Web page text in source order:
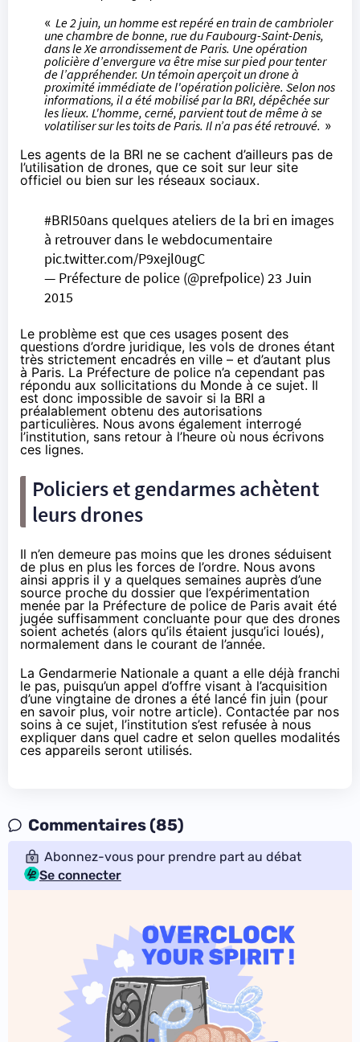
« Le 2 juin, un homme est repéré en train de cambrioler
une chambre de bonne, rue du Faubourg-Saint-Denis,
dans le Xe arrondissement de Paris. Une opération
policière d’envergure va être mise sur pied pour tenter
de l’appréhender. Un témoin aperçoit un drone à
proximité immédiate de l'opération policière. Selon nos
informations, il a été mobilisé par la BRI, dépêchée sur
les lieux. L'homme, cerné, parvient tout de même à se
volatiliser sur les toits de Paris. Il n’a pas été retrouvé. »
Les agents de la BRI ne se cachent d’ailleurs pas de
l’utilisation de drones, que ce soit sur leur site
officiel ou bien sur les réseaux sociaux.
#BRI50ans quelques ateliers de la bri en images
à retrouver dans le webdocumentaire
pic.twitter.com/P9xejl0ugC
— Préfecture de police (@prefpolice) 23 Juin
2015
Le problème est que ces usages posent des
questions d’ordre juridique, les vols de drones étant
très strictement encadrés en ville – et d’autant plus
à Paris. La Préfecture de police n’a cependant pas
répondu aux sollicitations du Monde à ce sujet. Il
est donc impossible de savoir si la BRI a
préalablement obtenu des autorisations
particulières. Nous avons également interrogé
l’institution, sans retour à l’heure où nous écrivons
ces lignes.
Policiers et gendarmes achètent
leurs drones
Il n’en demeure pas moins que les drones séduisent
de plus en plus les forces de l’ordre. Nous avons
ainsi appris il y a quelques semaines auprès d’une
source proche du dossier que l’expérimentation
menée par la Préfecture de police de Paris avait été
jugée suffisamment concluante pour que des drones
soient achetés (alors qu’ils étaient jusqu’ici loués),
normalement dans le courant de l’année.
La Gendarmerie Nationale a quant a elle déjà franchi
le pas, puisqu’un appel d’offre visant à l’acquisition
d’une vingtaine de drones a été lancé fin juin (pour
en savoir plus, voir notre article). Contactée par nos
soins à ce sujet, l’institution s’est refusée à nous
expliquer dans quel cadre et selon quelles modalités
ces appareils seront utilisés.
Commentaires (85)
Abonnez-vous pour prendre part au débat
Se connecter